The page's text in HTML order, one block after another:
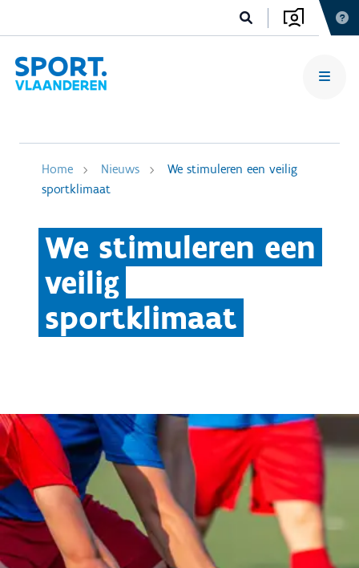
Home Nieuws
We stimuleren een veilig
sportklimaat
We stimuleren een
veilig
sportklimaat